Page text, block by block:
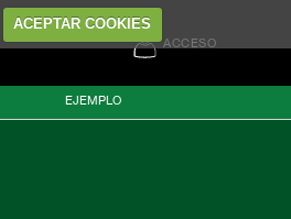
ACEPTAR COOKIES
ACCESO
EJEMPLO